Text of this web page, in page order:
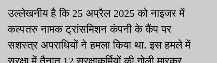
उल्लेखनीय है कि 25 अप्रैल 2025 को नाइजर में
कल्पतरु नामक ट्रांसमिशन कंपनी के कैंप पर
सशस्त्र अपराधियों ने हमला किया था. इस हमले में